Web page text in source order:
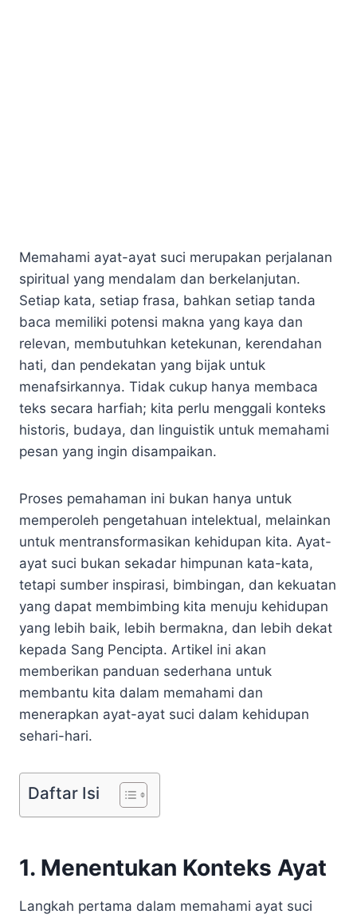
Memahami ayat-ayat suci merupakan perjalanan
spiritual yang mendalam dan berkelanjutan.
Setiap kata, setiap frasa, bahkan setiap tanda
baca memiliki potensi makna yang kaya dan
relevan, membutuhkan ketekunan, kerendahan
hati, dan pendekatan yang bijak untuk
menafsirkannya. Tidak cukup hanya membaca
teks secara harfiah; kita perlu menggali konteks
historis, budaya, dan linguistik untuk memahami
pesan yang ingin disampaikan.
Proses pemahaman ini bukan hanya untuk
memperoleh pengetahuan intelektual, melainkan
untuk mentransformasikan kehidupan kita. Ayat-
ayat suci bukan sekadar himpunan kata-kata,
tetapi sumber inspirasi, bimbingan, dan kekuatan
yang dapat membimbing kita menuju kehidupan
yang lebih baik, lebih bermakna, dan lebih dekat
kepada Sang Pencipta. Artikel ini akan
memberikan panduan sederhana untuk
membantu kita dalam memahami dan
menerapkan ayat-ayat suci dalam kehidupan
sehari-hari.
Daftar Isi
1. Menentukan Konteks Ayat
Langkah pertama dalam memahami ayat suci